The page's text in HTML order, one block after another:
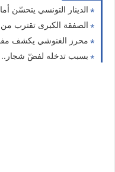
الدينار التونسي يتحسّن
الصفقة الكبرى تقترب من الترجي
محرز الغنوشي يكشف مفاجأة
بسبب تدخله لفضّ شجار.. مقتل الشاب